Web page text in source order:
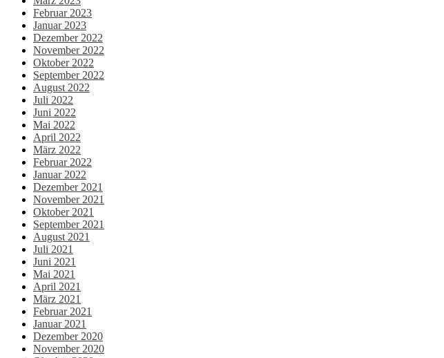
Februar 2023
Januar 2023
Dezember 2022
November 2022
Oktober 2022
September 2022
August 2022
Juli 2022
Juni 2022
Mai 2022
April 2022
März 2022
Februar 2022
Januar 2022
Dezember 2021
November 2021
Oktober 2021
September 2021
August 2021
Juli 2021
Juni 2021
Mai 2021
April 2021
März 2021
Februar 2021
Januar 2021
Dezember 2020
November 2020